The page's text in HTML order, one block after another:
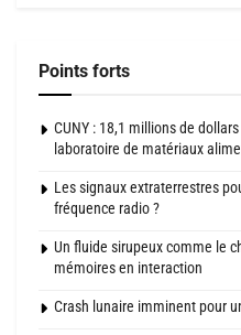
Points forts
CUNY : 18,1 millions de
laboratoire de matériaux
Les signaux extraterrestres
fréquence radio ?
Un fluide sirupeux comme le
mémoires en interaction
Crash lunaire imminent pour